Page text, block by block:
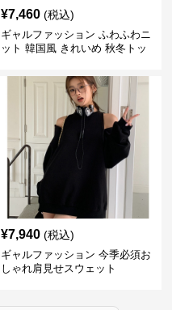
¥7,460 (税込)
ギャルファッション ふわふわニ
ット 韓国風 きれいめ 秋冬トッ
¥7,940 (税込)
ギャルファッション 今季必須お
しゃれ肩見せスウェット